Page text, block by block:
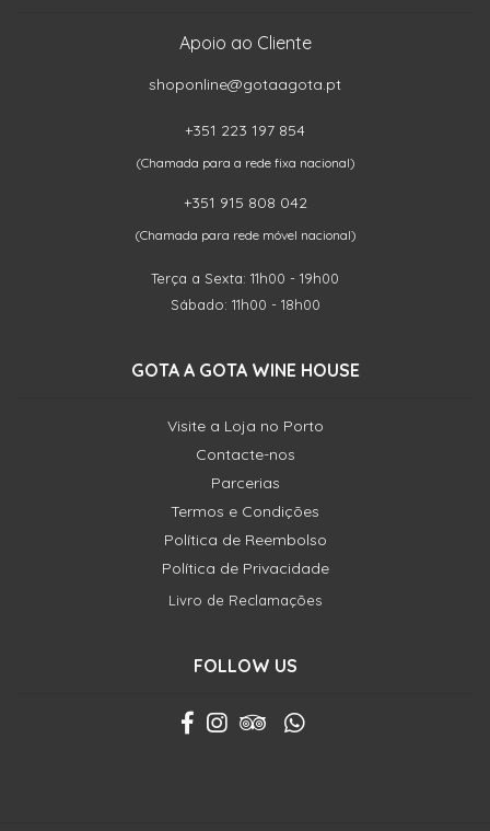
Apoio ao Cliente
shoponline@gotaagota.pt
+351 223 197 854
(Chamada para a rede fixa nacional)
+351 915 808 042
(Chamada para rede móvel nacional)
Terça a Sexta: 11h00 - 19h00
Sábado: 11h00 - 18h00
GOTA A GOTA WINE HOUSE
Visite a Loja no Porto
Contacte-nos
Parcerias
Termos e Condições
Política de Reembolso
Política de Privacidade
Livro de Reclamações
FOLLOW US